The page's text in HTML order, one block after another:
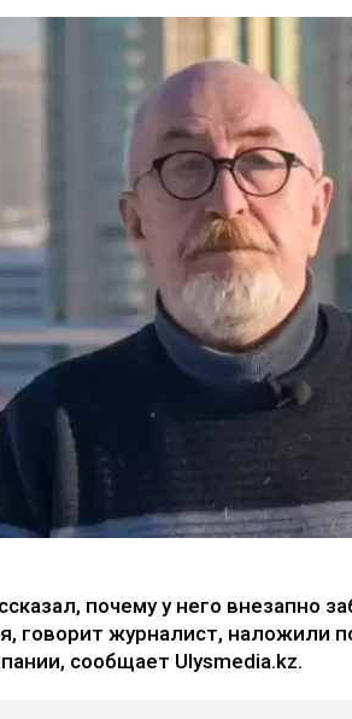
почему у него внезапно
говорит журналист, наложили
сообщает Ulysmedia.kz.